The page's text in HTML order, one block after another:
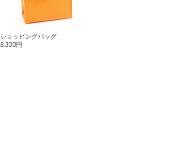
ショッピングバッグ
5,300円